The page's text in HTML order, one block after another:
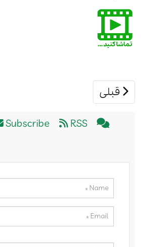
مطلب قبلی: فیلم سینمایی کوکو
قبلی
Subscribe RSS